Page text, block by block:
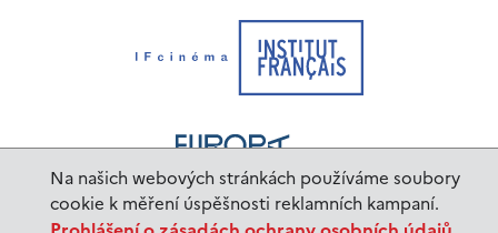
Na našich webových stránkách používáme soubory
cookie k měření úspěšnosti reklamních kampaní.